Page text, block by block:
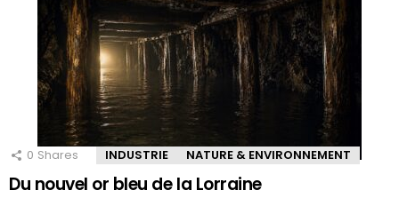
0 Shares INDUSTRIE NATURE & ENVIRONNEMENT
Du nouvel or bleu de la Lorraine